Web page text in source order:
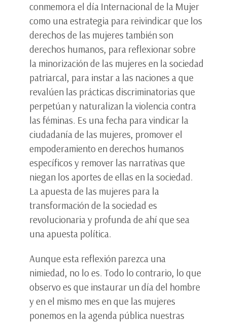
conmemora el día Internacional de la Mujer
como una estrategia para reivindicar que los
derechos de las mujeres también son
derechos humanos, para reflexionar sobre
la minorización de las mujeres en la sociedad
patriarcal, para instar a las naciones a que
revalúen las prácticas discriminatorias que
perpetúan y naturalizan la violencia contra
las féminas. Es una fecha para vindicar la
ciudadanía de las mujeres, promover el
empoderamiento en derechos humanos
específicos y remover las narrativas que
niegan los aportes de ellas en la sociedad.
La apuesta de las mujeres para la
transformación de la sociedad es
revolucionaria y profunda de ahí que sea
una apuesta política.
Aunque esta reflexión parezca una
nimiedad, no lo es. Todo lo contrario, lo que
observo es que instaurar un día del hombre
y en el mismo mes en que las mujeres
ponemos en la agenda pública nuestras